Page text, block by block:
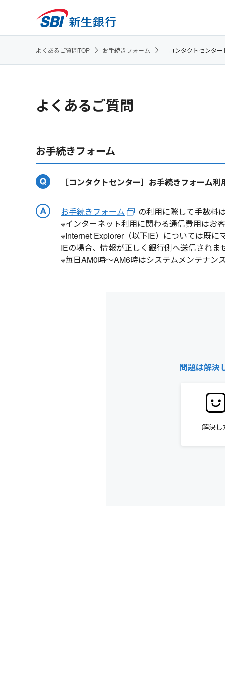
よくあるご質問TOP お手続きフォーム ［コンタクトセンタ
よくあるご質問
お手続きフォーム
［コンタクトセンター］お手続きフォーム利
お手続きフォーム
の利用に際して手数料
※インターネット利用に関わる通信費用はお
※Internet Explorer（以下IE）については既に
IEの場合、情報が正しく銀行側へ送信されま
※毎日AM0時～AM6時はシステムメンテナン
問題は解決
解決し